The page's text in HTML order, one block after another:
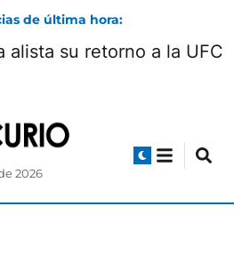
de última hora:
alista su retorno a la UFC
2026